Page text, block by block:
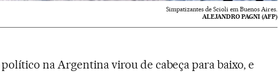
Simpatizantes de Scioli em Buenos Aires.
ALEJANDRO PAGNI (AFP)
na Argentina virou de cabeça para baixo, e